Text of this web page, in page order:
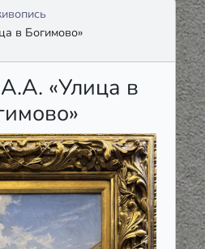
в Богимово»
«Улица в